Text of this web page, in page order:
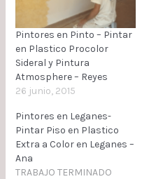
Pintores en Pinto – Pintar
en Plastico Procolor
Sideral y Pintura
Atmosphere – Reyes
26 junio, 2015
Pintores en Leganes-
Pintar Piso en Plastico
Extra a Color en Leganes –
Ana
TRABAJO TERMINADO